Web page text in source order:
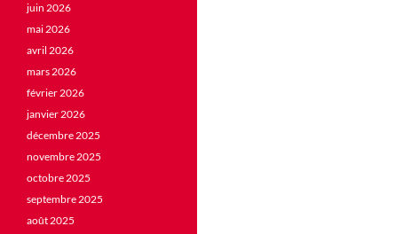
juin 2026
mai 2026
avril 2026
mars 2026
février 2026
janvier 2026
décembre 2025
novembre 2025
octobre 2025
septembre 2025
août 2025